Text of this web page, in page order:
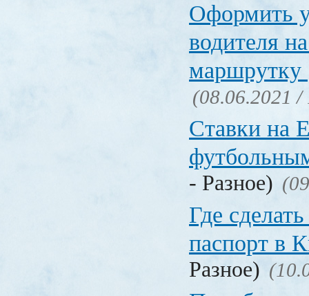
Оформить
водителя
маршрутку
(08.06.2021 /
Ставки на
- Разное)
Где
паспорт в
Разное)